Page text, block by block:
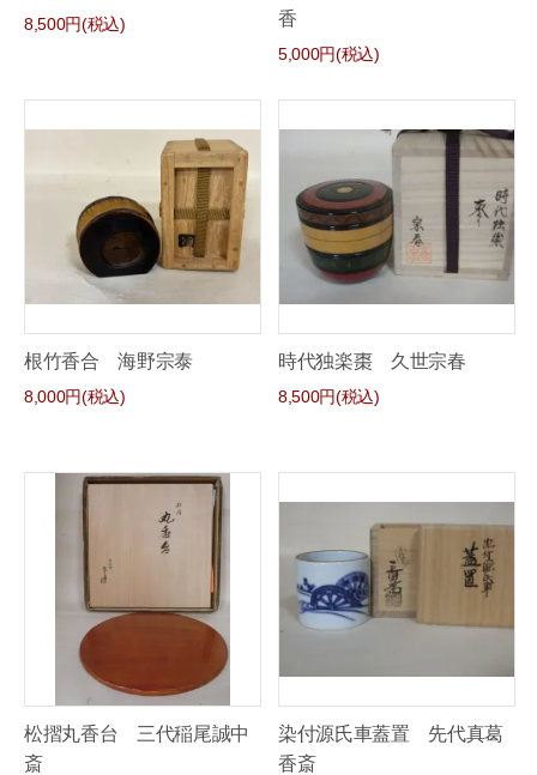
8,500円(税込)
香
5,000円(税込)
根竹香合 海野宗泰
8,000円(税込)
時代独楽棗 久世宗春
8,500円(税込)
松摺丸香台 三代稲尾誠中
斎
染付源氏車蓋置 先代真葛
香斎